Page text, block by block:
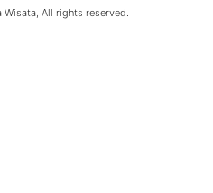
All rights reserved.